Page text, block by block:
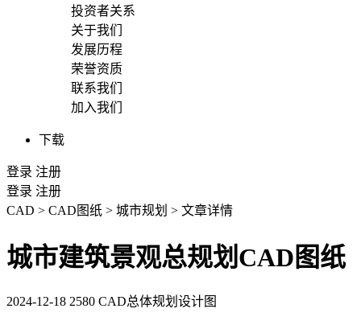
投资者关系
关于我们
发展历程
荣誉资质
联系我们
加入我们
下载
登录 注册
登录 注册
CAD > CAD图纸 > 城市规划 > 文章详情
城市建筑景观总规划CAD图纸
2024-12-18 2580 CAD总体规划设计图